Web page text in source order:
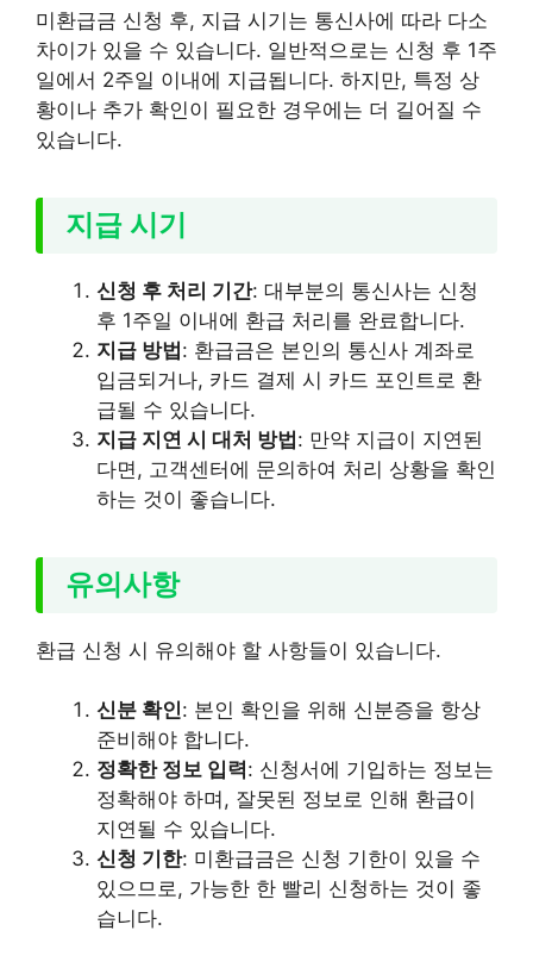
미환급금 신청 후, 지급 시기는 통신사에 따라 다소
차이가 있을 수 있습니다. 일반적으로는 신청 후 1주
일에서 2주일 이내에 지급됩니다. 하지만, 특정 상
황이나 추가 확인이 필요한 경우에는 더 길어질 수
있습니다.
지급 시기
신청 후 처리 기간: 대부분의 통신사는 신청
후 1주일 이내에 환급 처리를 완료합니다.
지급 방법 : 환급금은 본인의 통신사 계좌로
입금되거나, 카드 결제 시 카드 포인트로 환
급될 수 있습니다.
지급 지연 시 대처 방법 : 만약 지급이 지연된
다면, 고객센터에 문의하여 처리 상황을 확인
하는 것이 좋습니다.
유의사항
환급 신청 시 유의해야 할 사항들이 있습니다.
신분 확인: 본인 확인을 위해 신분증을 항상
준비해야 합니다.
정확한 정보 입력: 신청서에 기입하는 정보는
정확해야 하며, 잘못된 정보로 인해 환급이
지연될 수 있습니다.
신청 기한: 미환급금은 신청 기한이 있을 수
있으므로, 가능한 한 빨리 신청하는 것이 좋
습니다.